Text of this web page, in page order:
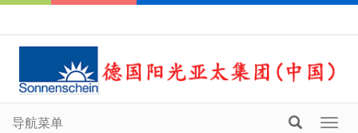
导航菜单